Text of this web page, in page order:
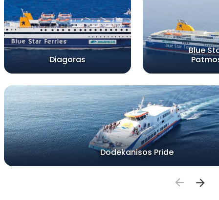
Diagoras
Blue
Dodekanisos Pride